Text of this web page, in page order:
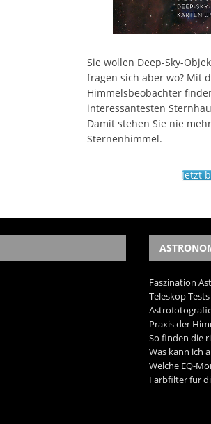
Sie wollen Deep-Sky-
fragen sich aber wo? Mit
Himmelsbeobachter
interessantesten
Damit stehen Sie nie
Sternenhimmel.
Jetzt
Faszination
Teleskop Tests
Praxis der
So finden die
Was kann ich
Welche EQ-
Farbfilter für